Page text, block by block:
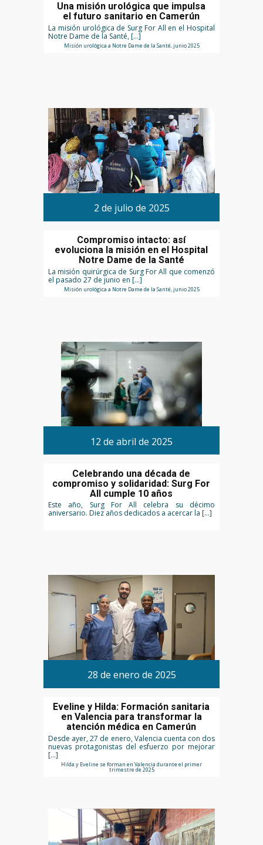
Una misión urológica que impulsa
el futuro sanitario en Camerún
La misión urológica de Surg For All en el Hospital
Notre Dame de la Santé, […]
Misión urológica a Notre Dame de la Santé, junio 2025
2 de julio de 2025
Compromiso intacto: así
evoluciona la misión en el Hospital
Notre Dame de la Santé
La misión quirúrgica de Surg For All que comenzó
el pasado 27 de junio en […]
Misión urológica a Notre Dame de la Santé, junio 2025
12 de abril de 2025
Celebrando una década de
compromiso y solidaridad: Surg For
All cumple 10 años
Este año, Surg For All celebra su décimo
aniversario. Diez años dedicados a acercar la […]
28 de enero de 2025
Eveline y Hilda: Formación sanitaria
en Valencia para transformar la
atención médica en Camerún
Desde ayer, 27 de enero, Valencia cuenta con dos
nuevas protagonistas del esfuerzo por mejorar
[…]
Hilda y Eveline se forman en Valencia durante el primer
trimestre de 2025